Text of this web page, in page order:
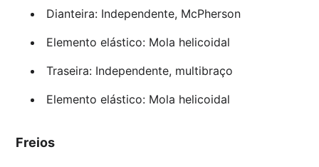
Dianteira: Independente, McPherson
Elemento elástico: Mola helicoidal
Traseira: Independente, multibraço
Elemento elástico: Mola helicoidal
Freios